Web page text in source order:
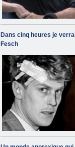
Dans cinq heures je
Fesch